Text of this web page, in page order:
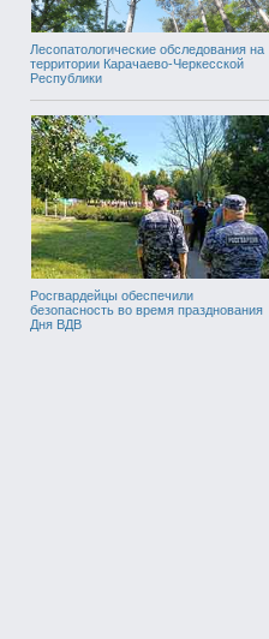
Лесопатологические обследования на
территории Карачаево-Черкесской
Республики
Росгвардейцы обеспечили
безопасность во время празднования
Дня ВДВ